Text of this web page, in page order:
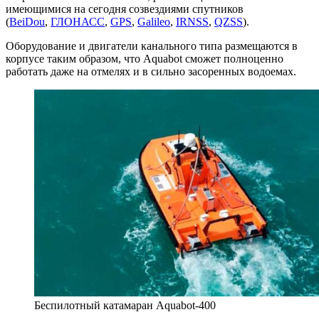
имеющимися на сегодня созвездиями спутников
(BeiDou, ГЛОНАСС, GPS, Galileo, IRNSS, QZSS).
Оборудование и двигатели канального типа размещаются в
корпусе таким образом, что Aquabot сможет полноценно
работать даже на отмелях и в сильно засоренных водоемах.
Беспилотный катамаран Aquabot-400